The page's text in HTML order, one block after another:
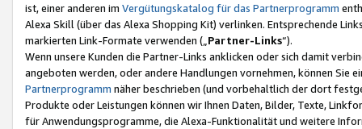
ist, einer anderen im Vergütungskatalog für das Partnerprogramm
Alexa Skill (über das Alexa Shopping Kit) verlinken. Entsprechende
markierten Link-Formate verwenden („ Partner-Links“).
Wenn unsere Kunden die Partner-Links anklicken oder sich damit
angeboten werden, oder andere Handlungen vornehmen, können Sie
Partnerprogramm näher beschrieben (und vorbehaltlich der dort
Produkte oder Leistungen können wir Ihnen Daten, Bilder, Texte,
für Anwendungsprogramme, die Alexa-Funktionalität und weitere